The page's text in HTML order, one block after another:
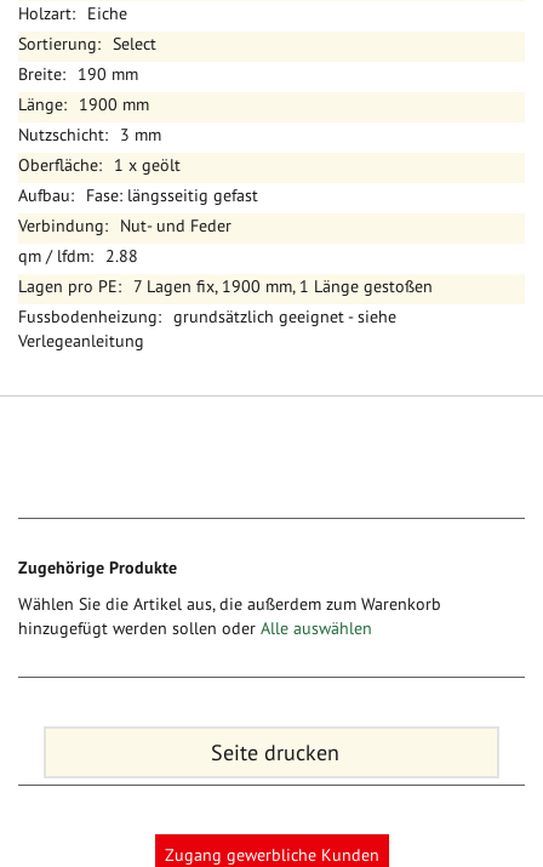
Eiche
Select
190 mm
1900 mm
3 mm
1 x geölt
Fase: längsseitig gefast
Nut- und Feder
2.88
7 Lagen fix, 1900 mm, 1 Länge gestoßen
grundsätzlich geeignet - siehe
Verlegeanleitung
Zugehörige Produkte
Wählen Sie die Artikel aus, die außerdem zum Warenkorb
hinzugefügt werden sollen oder Alle auswählen
Seite drucken
Zugang gewerbliche Kunden